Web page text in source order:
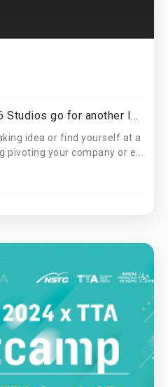
Attention Founders, 886 Studios go for another Idea Hunt open for registration!
idea or find yourself at a
your company or e...